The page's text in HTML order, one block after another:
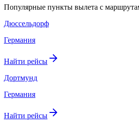
Популярные пункты вылета с
Дюссельдорф
Германия
Найти рейсы
Дортмунд
Германия
Найти рейсы